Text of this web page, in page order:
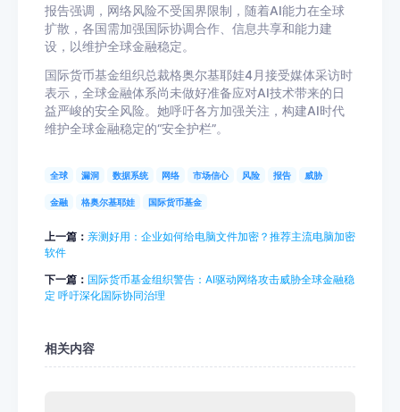
报告强调，网络风险不受国界限制，随着AI能力在全球
扩散，各国需加强国际协调合作、信息共享和能力建
设，以维护全球金融稳定。
国际货币基金组织总裁格奥尔基耶娃4月接受媒体采访时
表示，全球金融体系尚未做好准备应对AI技术带来的日
益严峻的安全风险。她呼吁各方加强关注，构建AI时代
维护全球金融稳定的“安全护栏”。
全球 漏洞 数据系统 网络 市场信心 风险 报告 威胁
金融 格奥尔基耶娃 国际货币基金
上一篇： 亲测好用：企业如何给电脑文件加密？推荐主流电脑加密
软件
下一篇： 国际货币基金组织警告：AI驱动网络攻击威胁全球金融稳
定 呼吁深化国际协同治理
相关内容